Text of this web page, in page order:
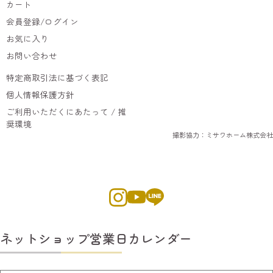
カート
会員登録/ログイン
お気に入り
お問い合わせ
特定商取引法に基づく表記
個人情報保護方針
ご利用いただくにあたって / 推
奨環境
撮影協力：ミサワホーム株式会社
ネットショップ営業日カレンダー